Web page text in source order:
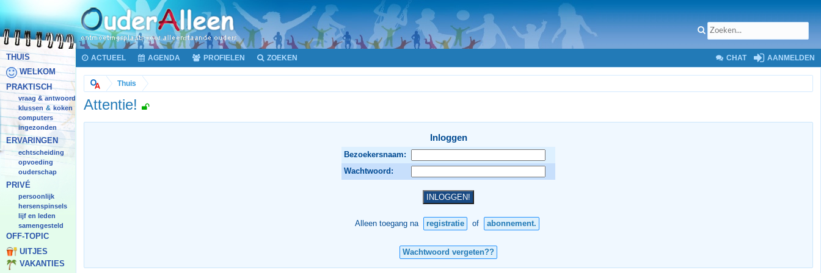
THUIS
WELKOM
PRAKTISCH
vraag & antwoord
klussen & koken
computers
ingezonden
ERVARINGEN
echtscheiding
opvoeding
ouderschap
PRIVÉ
persoonlijk
hersenspinsels
lijf en leden
samengesteld
OFF-TOPIC
UITJES
VAKANTIES
ACTUEEL AGENDA PROFIELEN ZOEKEN CHAT AANMELDEN
Thuis
Attentie!
Inloggen
Bezoekersnaam:
Wachtwoord:
Alleen toegang na registratie of abonnement.
Wachtwoord vergeten??